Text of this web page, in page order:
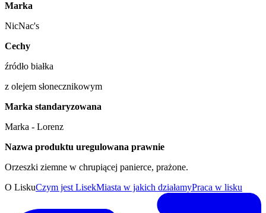
Marka
NicNac's
Cechy
źródło białka
z olejem słonecznikowym
Marka standaryzowana
Marka - Lorenz
Nazwa produktu uregulowana prawnie
Orzeszki ziemne w chrupiącej panierce, prażone.
O LiskuCzym jest LisekMiasta w jakich działamyPraca w lisku